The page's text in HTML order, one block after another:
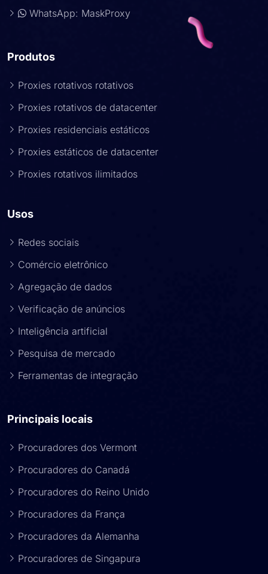
WhatsApp: MaskProxy
Produtos
Proxies rotativos rotativos
Proxies rotativos de datacenter
Proxies residenciais estáticos
Proxies estáticos de datacenter
Proxies rotativos ilimitados
Usos
Redes sociais
Comércio eletrônico
Agregação de dados
Verificação de anúncios
Inteligência artificial
Pesquisa de mercado
Ferramentas de integração
Principais locais
Procuradores dos Vermont
Procuradores do Canadá
Procuradores do Reino Unido
Procuradores da França
Procuradores da Alemanha
Procuradores de Singapura